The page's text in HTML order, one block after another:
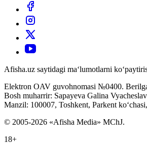
Afisha.uz saytidagi ma‘lumotlarni
Elektron OAV guvohnomasi №0400.
Bosh muharrir: Sapayeva Galina
Manzil: 100007, Toshkent, Parkent
© 2005-2026 «Afisha Media» MChJ.
18+